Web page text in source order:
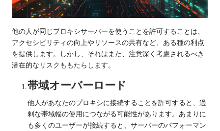
他の人が同じプロキシサーバーを使うことを許可することは、
アクセシビリティの向上やリソースの共有など、ある種の利点
を提供します。しかし、それはまた、注意深く考慮されるべき
潜在的なリスクももたらします。
帯域オーバーロード
他人があなたのプロキシに接続することを許可すると、過
剰な帯域幅の使用につながる可能性があります。あまりに
も多くのユーザーが接続すると、サーバーのパフォーマン